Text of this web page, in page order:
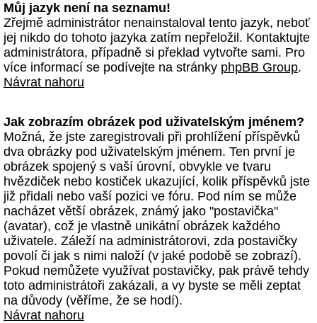
Můj jazyk není na seznamu!
Zřejmě administrátor nenainstaloval tento jazyk, neboť
jej nikdo do tohoto jazyka zatím nepřeložil. Kontaktujte
administrátora, případně si překlad vytvořte sami. Pro
více informací se podívejte na stránky phpBB Group.
Návrat nahoru
Jak zobrazím obrázek pod uživatelským jménem?
Možná, že jste zaregistrovali při prohlížení příspěvků
dva obrázky pod uživatelským jménem. Ten první je
obrázek spojený s vaší úrovní, obvykle ve tvaru
hvězdiček nebo kostiček ukazující, kolik příspěvků jste
již přidali nebo vaší pozici ve fóru. Pod ním se může
nacházet větší obrázek, známý jako "postavička"
(avatar), což je vlastně unikátní obrázek každého
uživatele. Záleží na administrátorovi, zda postavičky
povolí či jak s nimi naloží (v jaké podobě se zobrazí).
Pokud nemůžete využívat postavičky, pak právě tehdy
toto administrátoři zakázali, a vy byste se měli zeptat
na důvody (věříme, že se hodí).
Návrat nahoru